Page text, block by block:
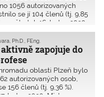
1056 autorizovaných
se jí 104 členů (tj. 9,85
ve čtvrtek 16. ledna 2020
Pardubice, náměstí
zapojuje do
Ph.D., FEng.
oblasti Plzeň bylo
autorizovaných osob,
156 členů (tj. 9,36 %).